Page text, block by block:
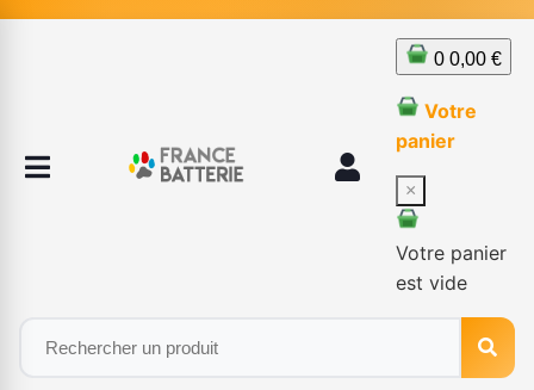
0 0,00 €
Votre
panier
×
Votre panier
est vide